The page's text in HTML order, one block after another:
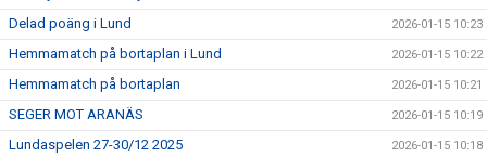
Delad poäng i Lund 2026-01-15 10:23
Hemmamatch på bortaplan i Lund 2026-01-15 10:22
Hemmamatch på bortaplan 2026-01-15 10:21
SEGER MOT ARANÄS 2026-01-15 10:19
Lundaspelen 27-30/12 2025 2026-01-15 10:18